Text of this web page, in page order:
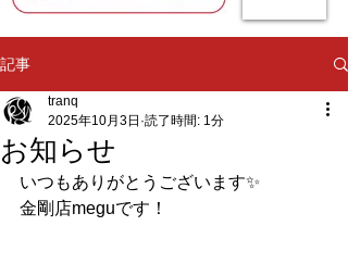
記事
お知らせ
tranq
2025年10月3日 読了時間: 1分
いつもありがとうございます✨
金剛店meguです！